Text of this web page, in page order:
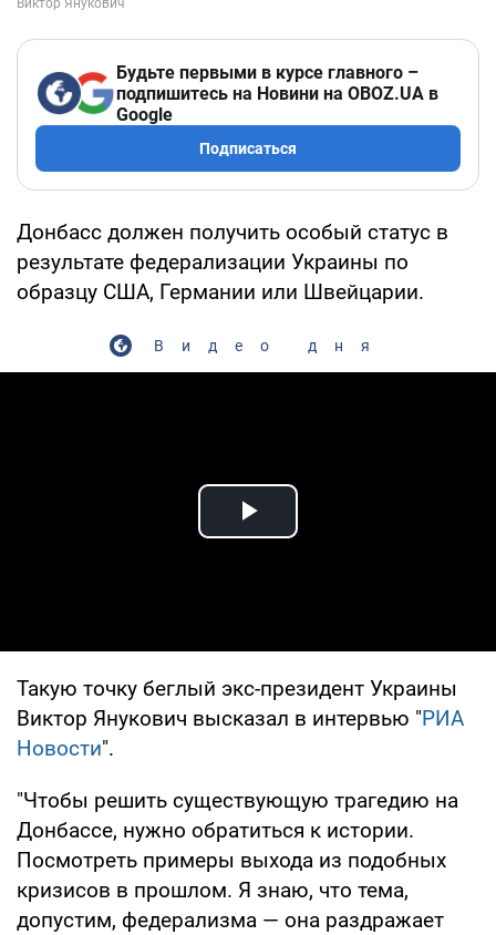
Будьте первыми в курсе главного –
подпишитесь на Новини на OBOZ.UA в
Google
Подписаться
Донбасс должен получить особый статус в
результате федерализации Украины по
образцу США, Германии или Швейцарии.
Видео дня
Play Video
Такую точку беглый экс-президент Украины
Виктор Янукович высказал в интервью "РИА
Новости".
"Чтобы решить существующую трагедию на
Донбассе, нужно обратиться к истории.
Посмотреть примеры выхода из подобных
кризисов в прошлом. Я знаю, что тема,
допустим, федерализма — она раздражает